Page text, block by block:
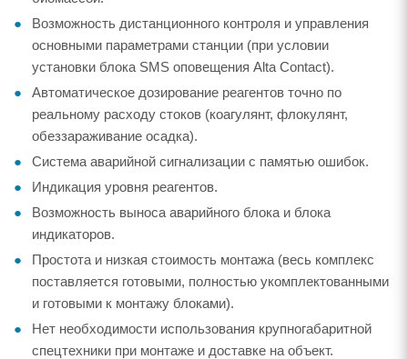
Возможность дистанционного контроля и управления
основными параметрами станции (при условии
установки блока SMS оповещения Alta Contact).
Автоматическое дозирование реагентов точно по
реальному расходу стоков (коагулянт, флокулянт,
обеззараживание осадка).
Система аварийной сигнализации с памятью ошибок.
Индикация уровня реагентов.
Возможность выноса аварийного блока и блока
индикаторов.
Простота и низкая стоимость монтажа (весь комплекс
поставляется готовыми, полностью укомплектованными
и готовыми к монтажу блоками).
Нет необходимости использования крупногабаритной
спецтехники при монтаже и доставке на объект.